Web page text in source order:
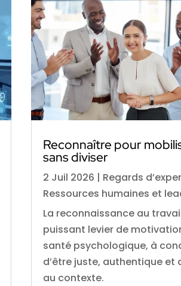
Reconnaître pour
sans diviser
2 Juil 2026 | Regards
Ressources humaines et
La reconnaissance au
puissant levier de
santé psychologique, à
d’être juste, authentique et
au contexte.